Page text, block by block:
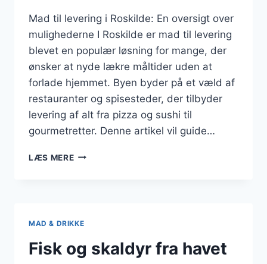
Mad til levering i Roskilde: En oversigt over
mulighederne I Roskilde er mad til levering
blevet en populær løsning for mange, der
ønsker at nyde lækre måltider uden at
forlade hjemmet. Byen byder på et væld af
restauranter og spisesteder, der tilbyder
levering af alt fra pizza og sushi til
gourmetretter. Denne artikel vil guide…
LÆS MEREMAD
MAD & DRIKKE
Fisk og skaldyr fra havet